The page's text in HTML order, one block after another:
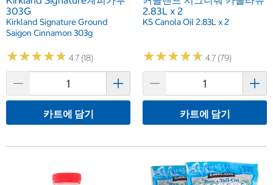
303G
Kirkland Signature Ground
Saigon Cinnamon 303g
★★★★★
★★★★★ 4.7 (18)
카트에 담기
2.83L x 2
KS Canola Oil 2.83L x 2
★★★★★
★★★★★ 4.7 (79)
카트에 담기